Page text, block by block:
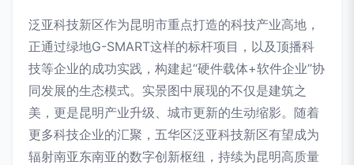
泛亚科技新区作为昆明市重点打造的科技产业高地，
正通过绿地G-SMART这样的标杆项目，以及顶播科
技等企业的成功实践，构建起“硬件载体+软件企业”协
同发展的生态模式。实景图中展现的不仅是建筑之
美，更是昆明产业升级、城市更新的生动缩影。随着
更多科技企业的汇聚，五华区泛亚科技新区有望成为
辐射南亚东南亚的数字创新枢纽，持续为昆明高质量